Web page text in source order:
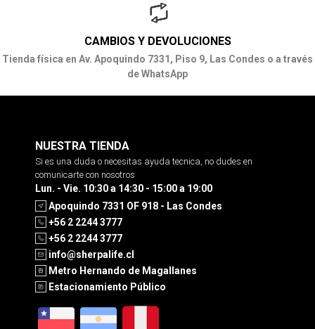
CAMBIOS Y DEVOLUCIONES
Tienda física en Av. Apoquindo 7331, Piso 9, Las Condes o a través
de WhatsApp
NUESTRA TIENDA
Si es una duda o necesitas ayuda tecnica, no dudes en
comunicarte con nosotros
Lun. - Vie. 10:30 a 14:30 - 15:00 a 19:00
Apoquindo 7331 OF 918 - Las Condes
+56 2 2244 3777
+56 2 2244 3777
info@sherpalife.cl
Metro Hernando de Magallanes
Estacionamiento Público